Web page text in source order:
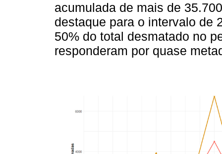
acumulada de mais de
destaque para o intervalo de
50% do total desmatado no
responderam por quase